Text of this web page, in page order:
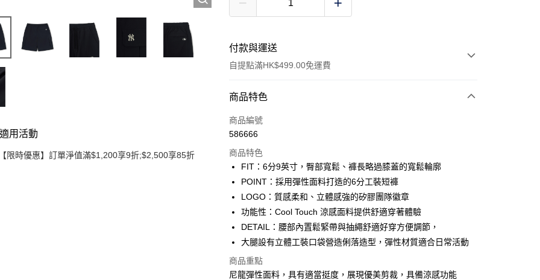
用活動
限時優惠】訂單淨值滿$1,200享9折;$2,500享85折
付款與運送
自提點滿HK$499.00免運費
付款方式
信用卡
Google Pay
AlipayHK
WeChat Pay
送貨方式
付款後順豐站及營業點
商品特色
商品編號
586666
商品特色
FIT：6分9英寸，臀部寬鬆、褲長略過膝蓋的寬鬆輪廓
POINT：採用彈性面料打造的6分工裝短褲
LOGO：質感柔和、立體感強的矽膠團隊徽章
功能性：Cool Touch 涼感面料提供舒適穿著體驗
DETAIL：腰部內置鬆緊帶與抽繩舒適好穿方便調節，
大腿設有立體工裝口袋營造俐落造型，彈性材質適合日常活動
商品重點
尼龍彈性面料，具有適當挺度，展現優美剪裁，具備涼感功能